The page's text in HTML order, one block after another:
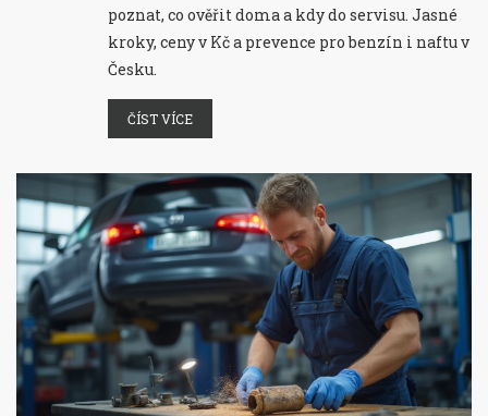
poznat, co ověřit doma a kdy do servisu. Jasné
kroky, ceny v Kč a prevence pro benzín i naftu v
Česku.
ČÍST VÍCE